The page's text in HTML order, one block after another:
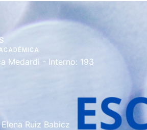
Medardi - Interno: 193
Ruiz Babicz